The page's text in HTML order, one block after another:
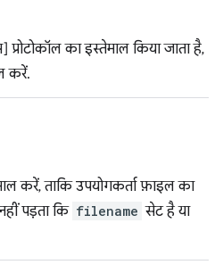
का इस्तेमाल किया जाता है,
करें.
करें, ताकि उपयोगकर्ता फ़ाइल का
पड़ता कि filename सेट है या